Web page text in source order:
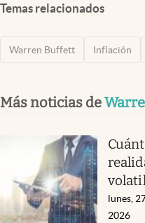
Temas relacionados
Warren Buffett Inflación
Más noticias de
lunes,
2026